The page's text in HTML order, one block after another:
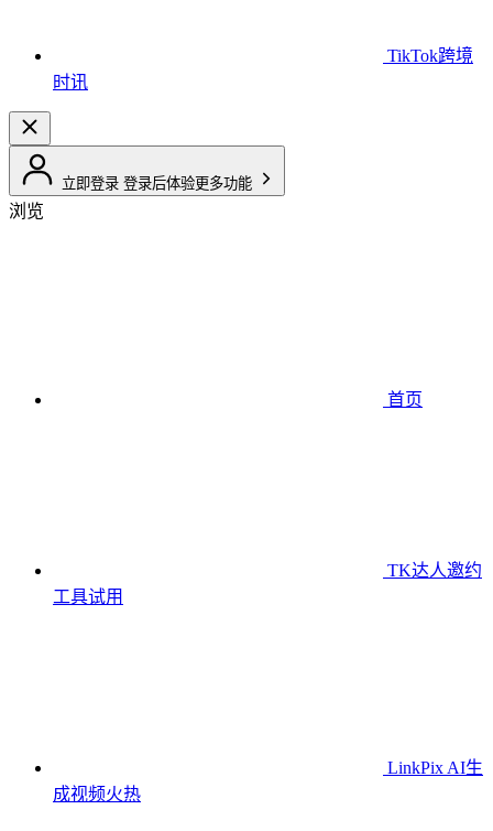
TikTok跨境
时讯
立即登录 登录后体验更多功能
浏览
首页
TK达人邀约
工具试用
LinkPix AI生
成视频火热